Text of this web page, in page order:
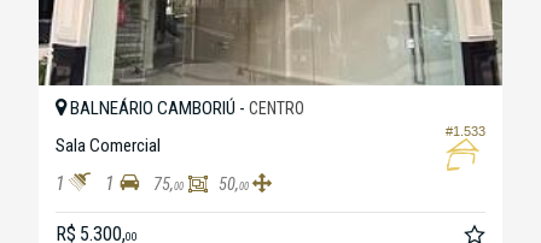
#1.533
BALNEÁRIO CAMBORIÚ - CENTRO
Sala Comercial
1 1 75,00 50,00
R$ 5.300,00